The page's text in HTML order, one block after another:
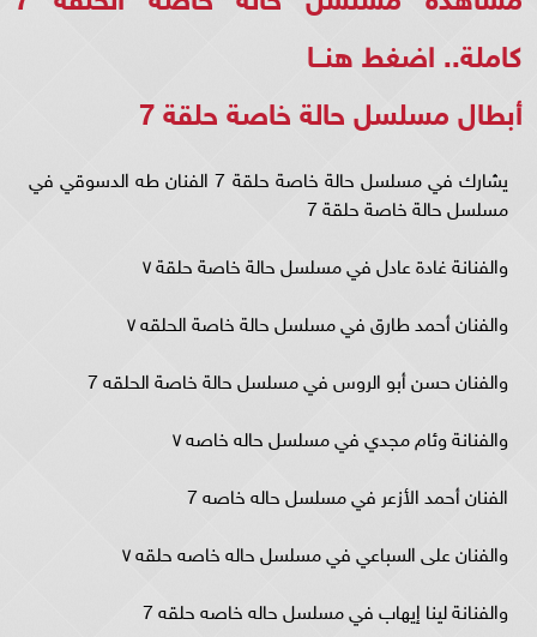
كاملة.. اضغط هنــا
أبطال مسلسل حالة خاصة حلقة 7
يشارك في مسلسل حالة خاصة حلقة 7 الفنان طه الدسوقي في
مسلسل حالة خاصة حلقة 7
والفنانة غادة عادل في مسلسل حالة خاصة حلقة ٧
والفنان أحمد طارق في مسلسل حالة خاصة الحلقه ٧
والفنان حسن أبو الروس في مسلسل حالة خاصة الحلقه 7
والفنانة وئام مجدي في مسلسل حاله خاصه ٧
الفنان أحمد الأزعر في مسلسل حاله خاصه 7
والفنان على السباعي في مسلسل حاله خاصه حلقه ٧
والفنانة لينا إيهاب في مسلسل حاله خاصه حلقه 7